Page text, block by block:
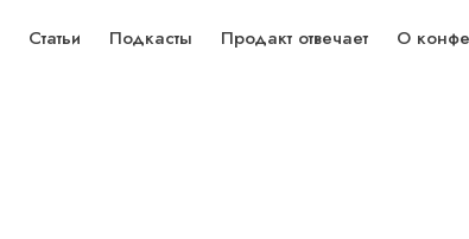
Статьи Подкасты Продакт отвечает О